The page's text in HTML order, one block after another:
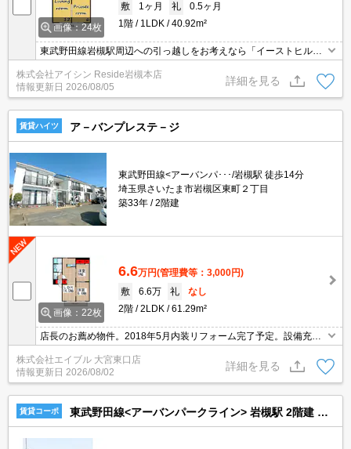
画像：24枚
敷
1ヶ月 礼
0.5ヶ月
1階
1LDK 40.92m²
東武野田線岩槻駅周辺への引っ越しをお考えなら「イーストヒル
ズ」！さいたま市岩槻区エリアでの住まいなら、住み心地も快適な
「イーストヒルズ」はいかがでしょうか！4.8万円のお住まいで、新
しい生活を始めてみるのはいかがでしょうか！多くの方にご好評を
いただいている、清潔感のある賃貸物件です(*´ω`*)
株式会社アイシン Reside岩槻本店
情報更新日 2026/08/05
詳細を見る
賃貸ハイツ ア－バンプレステ－ジ
東武野田線<アーバンパ･･･/岩槻駅 徒歩14分
埼玉県さいたま市岩槻区東町２丁目
築33年
2階建
画像：22枚
6.6万円(管理費等：3,000円)
敷
6.6万 礼
なし
2階
2LDK 61.29m²
店長のお薦め物件。2018年5月内装リフォーム完了予定。設備充
実。カウンター式システムキッチン。追焚給湯。独立洗面台。駐車
場は敷地内。当店の専属募集物件。契約金（初期費用）クレジット
決済可。
株式会社エイブル 大宮東口店
情報更新日 2026/08/02
詳細を見る
賃貸コーポ 東武野田線<アーバンパークライン> 岩槻駅 2階建 築9年